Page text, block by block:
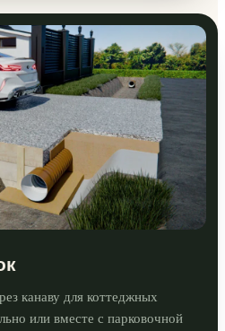
канаву для коттеджных
или вместе с парковочной